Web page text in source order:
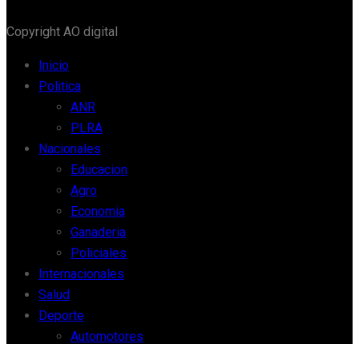
Copyright AO digital
Inicio
Politica
ANR
PLRA
Nacionales
Educacion
Agro
Economia
Ganaderia
Policiales
Internacionales
Salud
Deporte
Automotores